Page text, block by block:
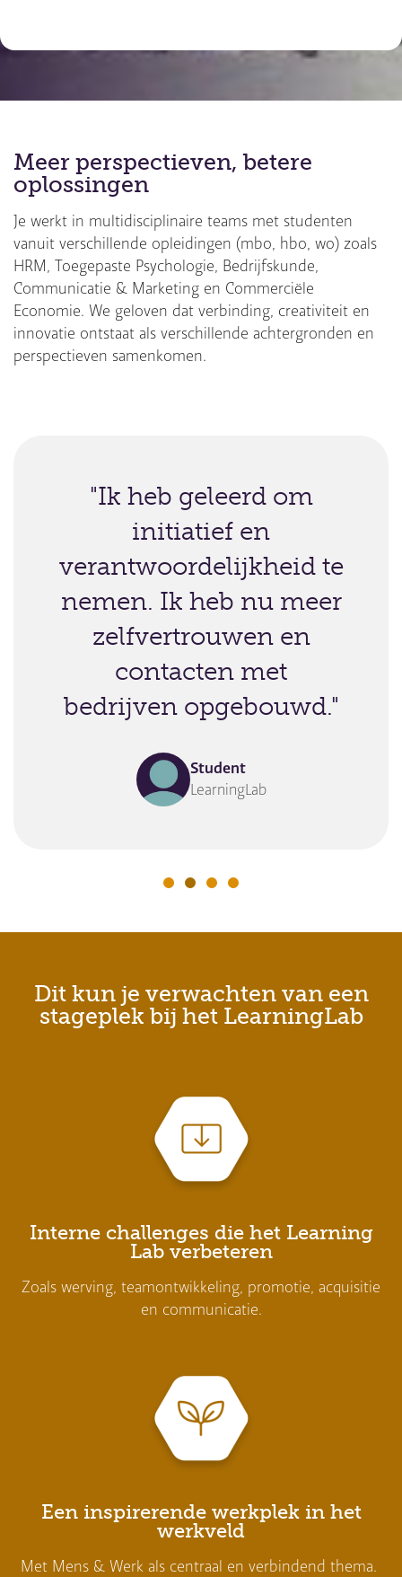
Meer perspectieven, betere
oplossingen
Je werkt in multidisciplinaire teams met studenten
vanuit verschillende opleidingen (mbo, hbo, wo) zoals
HRM, Toegepaste Psychologie, Bedrijfskunde,
Communicatie & Marketing en Commerciële
Economie. We geloven dat verbinding, creativiteit en
innovatie ontstaat als verschillende achtergronden en
perspectieven samenkomen.
"Ik heb geleerd om
initiatief en
verantwoordelijkheid te
nemen. Ik heb nu meer
zelfvertrouwen en
contacten met
bedrijven opgebouwd."
Student
LearningLab
Dit kun je verwachten van een
stageplek bij het LearningLab
Interne challenges die het Learning
Lab verbeteren
Zoals werving, teamontwikkeling, promotie, acquisitie
en communicatie.
Een inspirerende werkplek in het
werkveld
Met Mens & Werk als centraal en verbindend thema.